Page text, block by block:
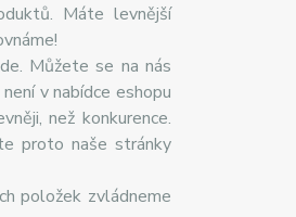
Máte levnější
Můžete se na nás
v nabídce eshopu
než konkurence.
proto naše stránky
položek zvládneme